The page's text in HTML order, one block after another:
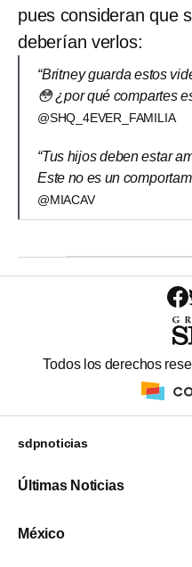
pues consideran que
deberían verlos:
“Britney guarda estos
😳 ¿por qué compartes
@SHQ_4EVER_FAMILIA
“Tus hijos deben estar
Este no es un
@MIACAV
Todos los derechos
sdpnoticias
Últimas Noticias
México